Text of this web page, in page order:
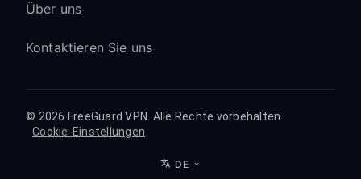
Über uns
Kontaktieren Sie uns
© 2026 FreeGuard VPN. Alle Rechte vorbehalten.
Cookie-Einstellungen
DE